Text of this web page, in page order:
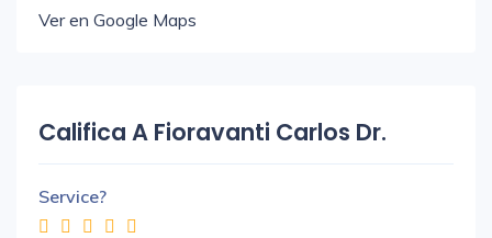
Ver en Google Maps
Califica A Fioravanti Carlos Dr.
Service?